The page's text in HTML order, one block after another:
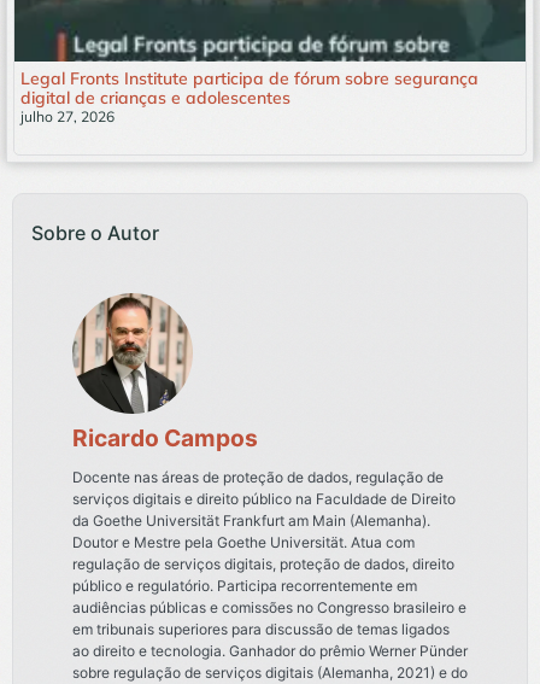
Legal Fronts Institute participa de fórum sobre segurança
digital de crianças e adolescentes
julho 27, 2026
Sobre o Autor
Ricardo Campos
Docente nas áreas de proteção de dados, regulação de
serviços digitais e direito público na Faculdade de Direito
da Goethe Universität Frankfurt am Main (Alemanha).
Doutor e Mestre pela Goethe Universität. Atua com
regulação de serviços digitais, proteção de dados, direito
público e regulatório. Participa recorrentemente em
audiências públicas e comissões no Congresso brasileiro e
em tribunais superiores para discussão de temas ligados
ao direito e tecnologia. Ganhador do prêmio Werner Pünder
sobre regulação de serviços digitais (Alemanha, 2021) e do